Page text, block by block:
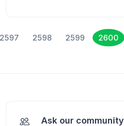
2597 2598 2599 2600
Ask our community